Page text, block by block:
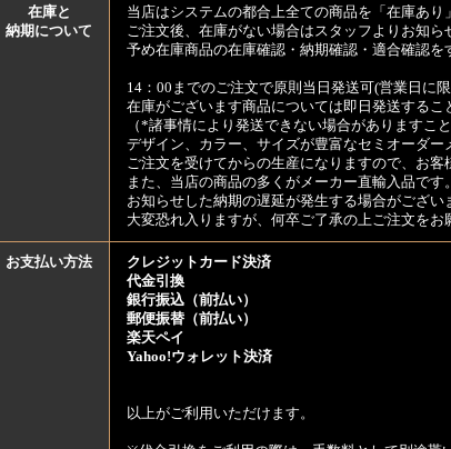
在庫と
納期について
当店はシステムの都合上全ての商品を「在庫あり
ご注文後、在庫がない場合はスタッフよりお知ら
予め在庫商品の在庫確認・納期確認・適合確認を
14：00までのご注文で原則当日発送可(営業日に限
在庫がございます商品については即日発送するこ
（*諸事情により発送できない場合がありますこ
デザイン、カラー、サイズが豊富なセミオーダー
ご注文を受けてからの生産になりますので、お客
また、当店の商品の多くがメーカー直輸入品で
お知らせした納期の遅延が発生する場合がござい
大変恐れ入りますが、何卒ご了承の上ご注文をお
お支払い方法
クレジットカード決済
代金引換
銀行振込（前払い）
郵便振替（前払い）
楽天ペイ
Yahoo!ウォレット決済
以上がご利用いただけます。